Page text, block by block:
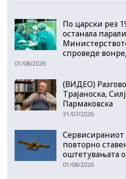
По царски рез
останала
спроведе
01/08/2026
(ВИДЕО)
Трајаноска,
Пармаковска
31/07/2026
Сервисираниот
повторно
оштетувањата
01/08/2026